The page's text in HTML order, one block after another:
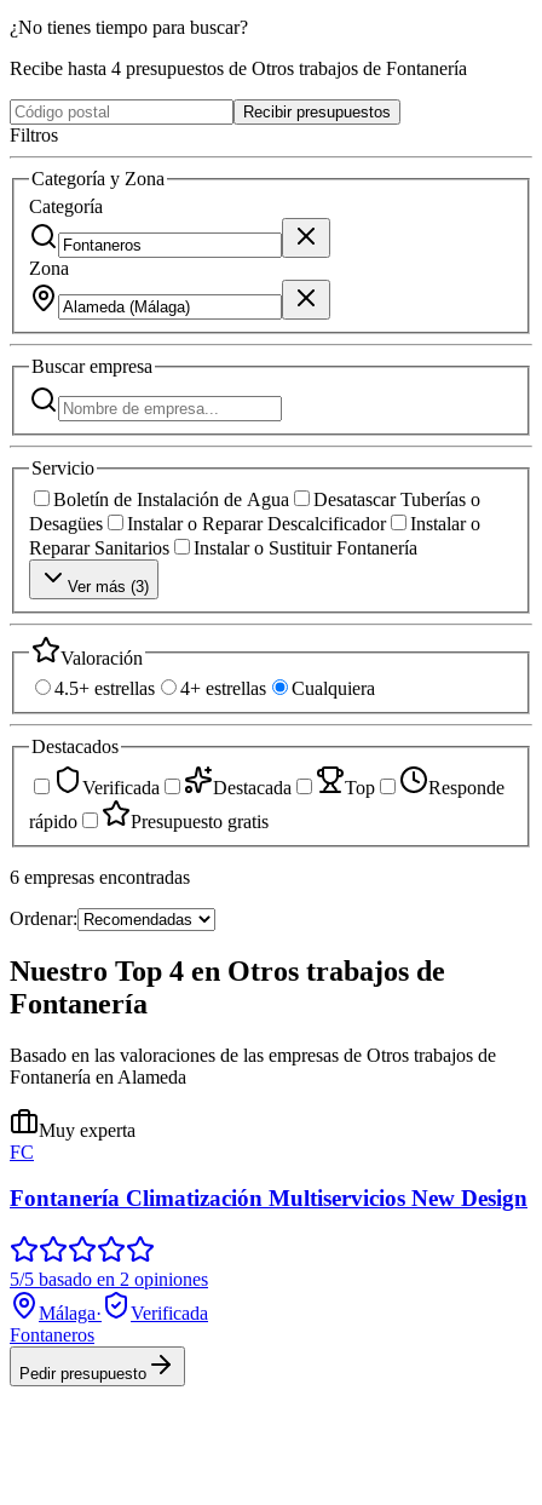
¿No tienes tiempo para buscar?
Recibe hasta 4 presupuestos de Otros trabajos de Fontanería
Recibir presupuestos
Filtros
Categoría y Zona
Categoría
Zona
Buscarempresa
Servicio
Boletín de Instalación de Agua
Desatascar Tuberías o
Desagües
Instalar o Reparar Descalcificador
Instalar o
Reparar Sanitarios
Instalar o Sustituir Fontanería
Ver más (3)
Valoración
4.5+ estrellas
4+ estrellas Cualquiera
Destacados
Verificada
Destacada Top
Responde
rápido
Presupuesto gratis
6 empresas encontradas
Ordenar:
Nuestro Top 4 en Otros trabajos de
Fontanería
Basado en las valoraciones de las empresas de Otros trabajos de
Fontanería en Alameda
Muy experta
FC
Fontanería Climatización Multiservicios New Design
5/5 basado en 2 opiniones
Málaga·
Verificada
Fontaneros
Pedir presupuesto